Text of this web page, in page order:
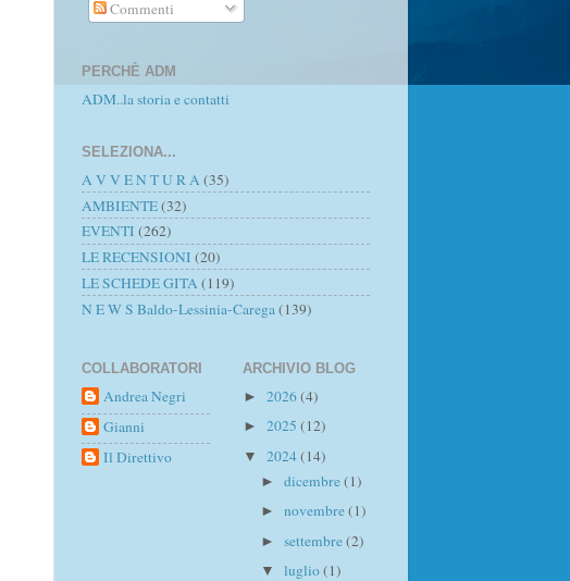
Commenti
PERCHÈ ADM
ADM..la storia e contatti
SELEZIONA...
A V V E N T U R A (35)
AMBIENTE(32)
EVENTI (262)
LE RECENSIONI (20)
LE SCHEDE GITA (119)
N E W S Baldo-Lessinia-Carega (139)
COLLABORATORI
Andrea Negri
Gianni
Il Direttivo
ARCHIVIO BLOG
► 2026(4)
► 2025 (12)
▼ 2024(14)
► dicembre(1)
► novembre(1)
► settembre(2)
▼ luglio(1)